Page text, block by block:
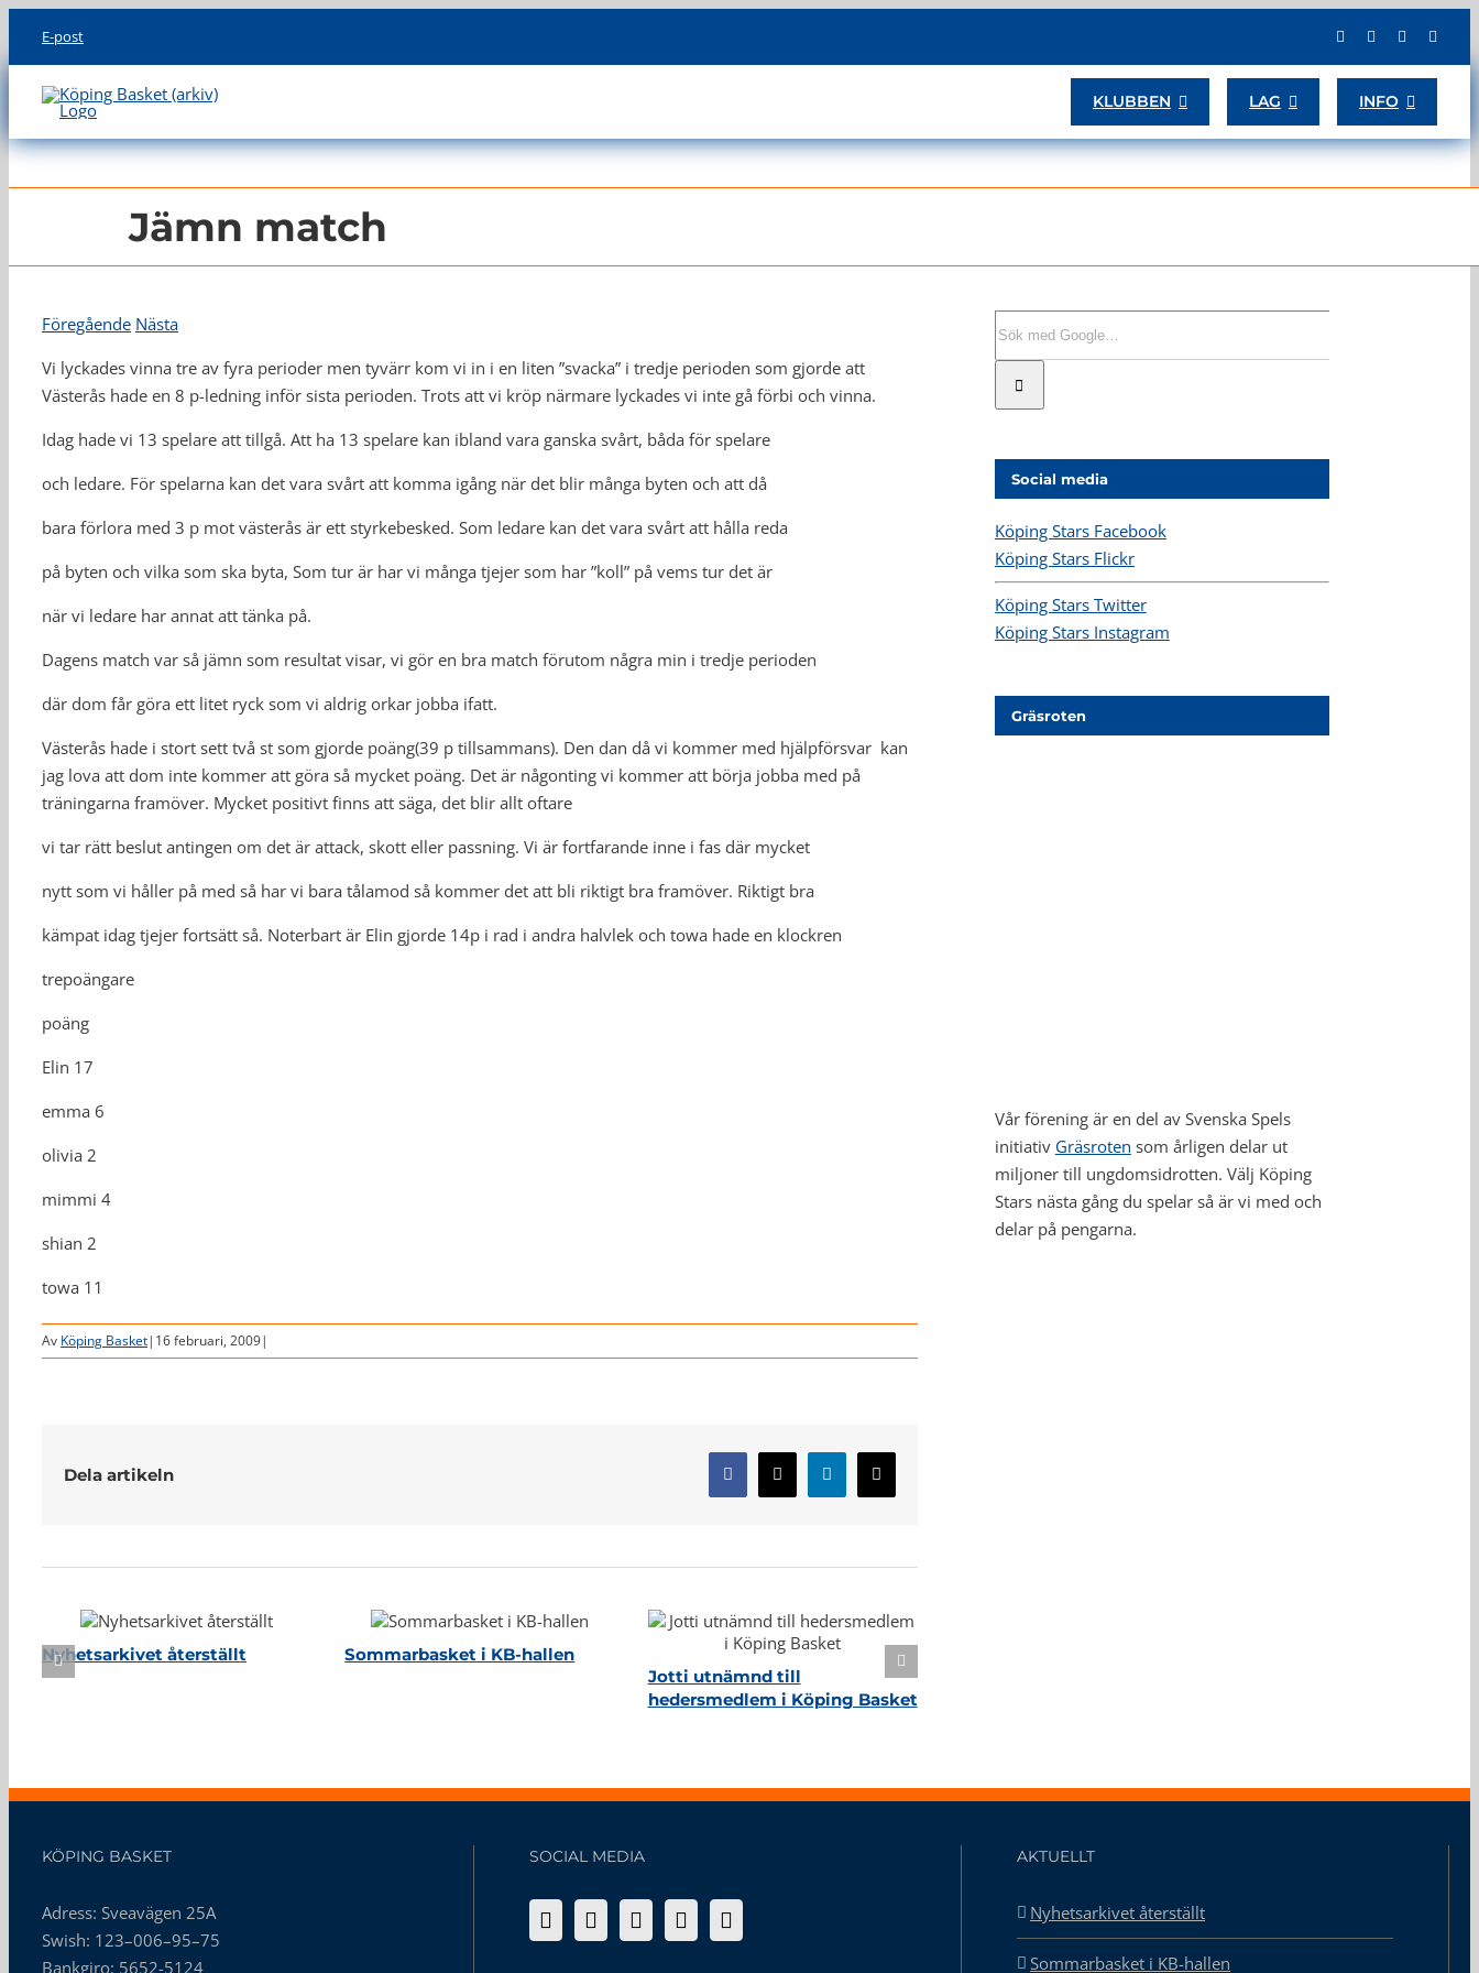
content
E-post
KLUBBEN LAG INFO
Jämn match
Föregående Nästa
Vi lyckades vinna tre av fyra perioder men tyvärr kom vi in i en liten ”svacka” i tredje perioden som gjorde att
Västerås hade en 8 p-ledning inför sista perioden. Trots att vi kröp närmare lyckades vi inte gå förbi och vinna.
Idag hade vi 13 spelare att tillgå. Att ha 13 spelare kan ibland vara ganska svårt, båda för spelare
och ledare. För spelarna kan det vara svårt att komma igång när det blir många byten och att då
bara förlora med 3 p mot västerås är ett styrkebesked. Som ledare kan det vara svårt att hålla reda
på byten och vilka som ska byta, Som tur är har vi många tjejer som har ”koll” på vems tur det är
när vi ledare har annat att tänka på.
Dagens match var så jämn som resultat visar, vi gör en bra match förutom några min i tredje perioden
där dom får göra ett litet ryck som vi aldrig orkar jobba ifatt.
Västerås hade i stort sett två st som gjorde poäng(39 p tillsammans). Den dan då vi kommer med hjälpförsvar kan
jag lova att dom inte kommer att göra så mycket poäng. Det är någonting vi kommer att börja jobba med på
träningarna framöver. Mycket positivt finns att säga, det blir allt oftare
vi tar rätt beslut antingen om det är attack, skott eller passning. Vi är fortfarande inne i fas där mycket
nytt som vi håller på med så har vi bara tålamod så kommer det att bli riktigt bra framöver. Riktigt bra
kämpat idag tjejer fortsätt så. Noterbart är Elin gjorde 14p i rad i andra halvlek och towa hade en klockren
trepoängare
poäng
Elin 17
emma 6
olivia 2
mimmi 4
shian 2
towa 11
Av Köping Basket| 16 februari, 2009|
Dela artikeln Facebook
X LinkedIn
E-
post
Nyhetsarkivet återställt
Sommarbasket i KB-hallen
Jotti utnämnd till
hedersmedlem i Köping Basket
Social media
Köping Stars Facebook
Köping Stars Flickr
Köping Stars Twitter
Köping Stars Instagram
Gräsroten
Vår förening är en del av Svenska Spels
initiativ Gräsroten som årligen delar ut
miljoner till ungdomsidrotten. Välj Köping
Stars nästa gång du spelar så är vi med och
delar på pengarna.
KÖPING BASKET
Adress: Sveavägen 25A
Swish: 123–006–95–75
Bankgiro: 5652-5124
SOCIAL MEDIA AKTUELLT
Nyhetsarkivet återställt
Sommarbasket i KB-hallen